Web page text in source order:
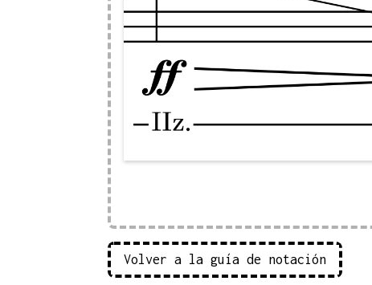
Volver a la guía de notación